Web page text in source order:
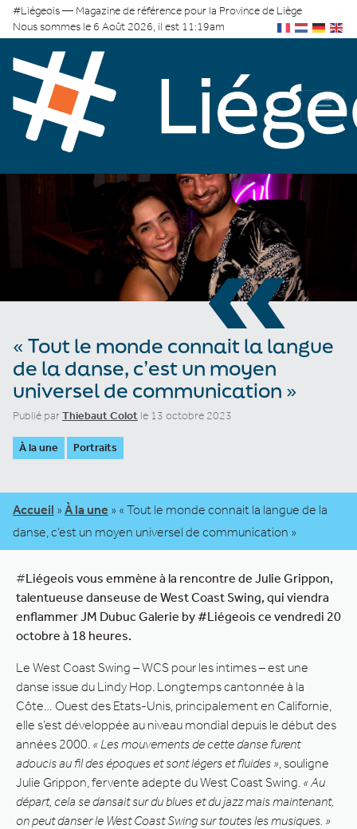
#Liégeois — Magazine de référence pour la Province de Liège
Nous sommes le 6 Août 2026, il est 11:19am
«
« Tout le monde connait la langue
de la danse, c’est un moyen
universel de communication »
Publié parThiebaut Colot le 13 octobre 2023
À la une Portraits
Accueil » À la une » « Tout le monde connait la langue de la
danse, c’est un moyen universel de communication »
#Liégeois vous emmène à la rencontre de Julie Grippon,
talentueuse danseuse de West Coast Swing, qui viendra
enflammer JM Dubuc Galerie by #Liégeois ce vendredi 20
octobre à 18 heures.
Le West Coast Swing – WCS pour les intimes – est une
danse issue du Lindy Hop. Longtemps cantonnée à la
Côte… Ouest des Etats-Unis, principalement en Californie,
elle s’est développée au niveau mondial depuis le début des
années 2000. « Les mouvements de cette danse furent
adoucis au fil des époques et sont légers et fluides » , souligne
Julie Grippon, fervente adepte du West Coast Swing. « Au
départ, cela se dansait sur du blues et du jazz mais maintenant,
on peut danser le West Coast Swing sur toutes les musiques. »